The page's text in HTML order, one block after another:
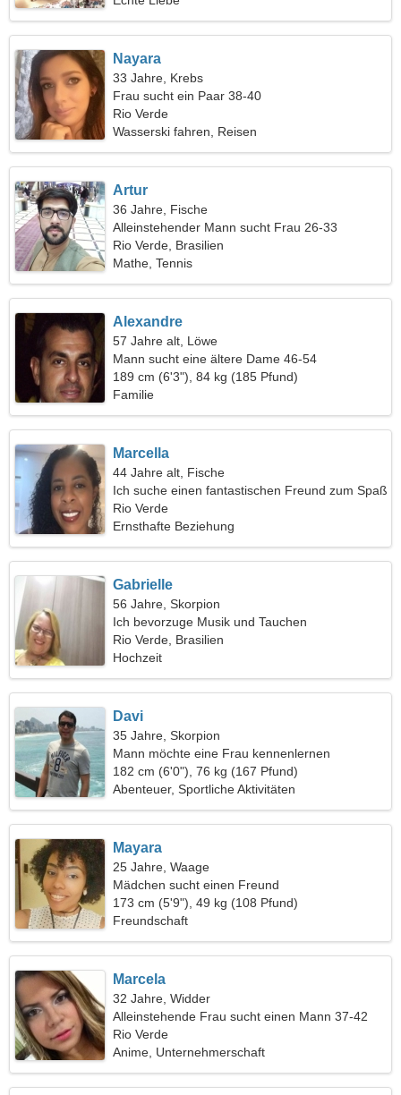
Nayara
33 Jahre, Krebs
Frau sucht ein Paar 38-40
Rio Verde
Wasserski fahren, Reisen
Artur
36 Jahre, Fische
Alleinstehender Mann sucht Frau 26-33
Rio Verde, Brasilien
Mathe, Tennis
Alexandre
57 Jahre alt, Löwe
Mann sucht eine ältere Dame 46-54
189 cm (6'3"), 84 kg (185 Pfund)
Familie
Marcella
44 Jahre alt, Fische
Ich suche einen fantastischen Freund zum Spaß
Rio Verde
Ernsthafte Beziehung
Gabrielle
56 Jahre, Skorpion
Ich bevorzuge Musik und Tauchen
Rio Verde, Brasilien
Hochzeit
Davi
35 Jahre, Skorpion
Mann möchte eine Frau kennenlernen
182 cm (6'0"), 76 kg (167 Pfund)
Abenteuer, Sportliche Aktivitäten
Mayara
25 Jahre, Waage
Mädchen sucht einen Freund
173 cm (5'9"), 49 kg (108 Pfund)
Freundschaft
Marcela
32 Jahre, Widder
Alleinstehende Frau sucht einen Mann 37-42
Rio Verde
Anime, Unternehmerschaft